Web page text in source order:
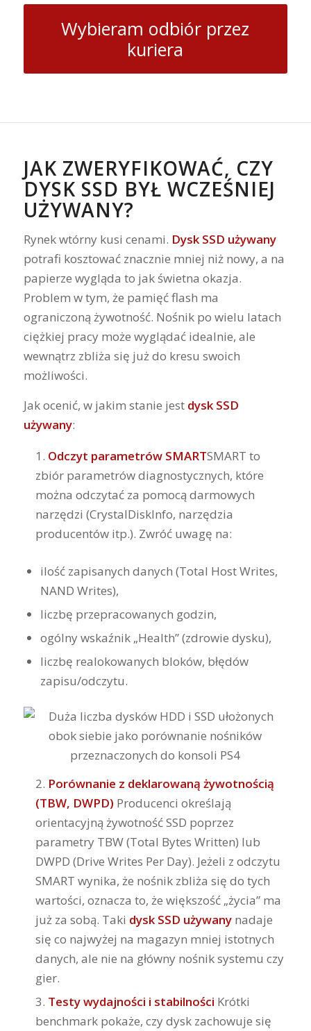
Wybieram odbiór przez
kuriera
JAK ZWERYFIKOWAĆ, CZY
DYSK SSD BYŁ WCZEŚNIEJ
UŻYWANY?
Rynek wtórny kusi cenami. Dysk SSD używany
potrafi kosztować znacznie mniej niż nowy, a na
papierze wygląda to jak świetna okazja.
Problem w tym, że pamięć flash ma
ograniczoną żywotność. Nośnik po wielu latach
ciężkiej pracy może wyglądać idealnie, ale
wewnątrz zbliża się już do kresu swoich
możliwości.
Jak ocenić, w jakim stanie jest dysk SSD
używany:
Odczyt parametrów SMARTSMART to
zbiór parametrów diagnostycznych, które
można odczytać za pomocą darmowych
narzędzi (CrystalDiskInfo, narzędzia
producentów itp.). Zwróć uwagę na:
ilość zapisanych danych (Total Host Writes,
NAND Writes),
liczbę przepracowanych godzin,
ogólny wskaźnik „Health” (zdrowie dysku),
liczbę realokowanych bloków, błędów
zapisu/odczytu.
Porównanie z deklarowaną żywotnością
(TBW, DWPD) Producenci określają
orientacyjną żywotność SSD poprzez
parametry TBW (Total Bytes Written) lub
DWPD (Drive Writes Per Day). Jeżeli z odczytu
SMART wynika, że nośnik zbliża się do tych
wartości, oznacza to, że większość „życia” ma
już za sobą. Taki dysk SSD używanynadaje
się co najwyżej na magazyn mniej istotnych
danych, ale nie na główny nośnik systemu czy
gier.
Testy wydajności i stabilności Krótki
benchmark pokaże, czy dysk zachowuje się